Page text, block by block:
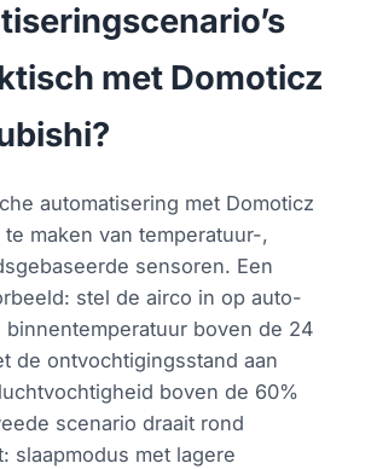
met Domoticz
automatisering met Domoticz
maken van temperatuur-,
sensoren. Een
stel de airco in op auto-
binnentemperatuur boven de 24
de ontvochtigingsstand aan
boven de 60%
scenario draait rond
slaapmodus met lagere